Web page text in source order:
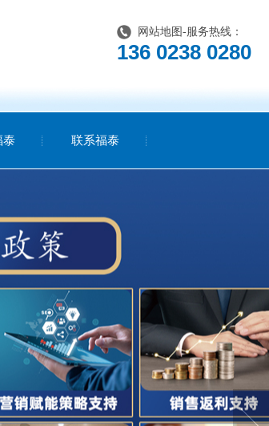
网站地图 -服务热线：
136 0238 0280
泰 联系福泰